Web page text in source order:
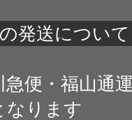
発送について
急便・福山通
なります